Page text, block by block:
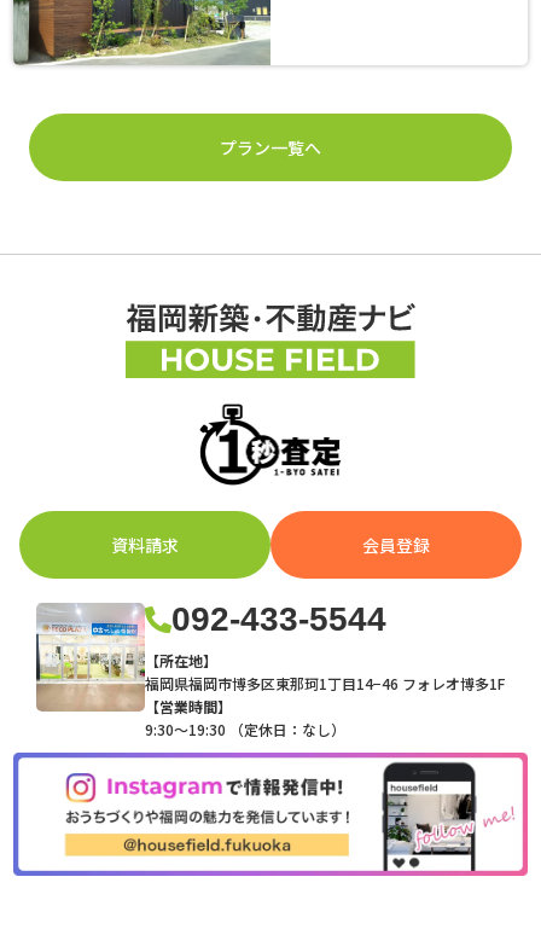
プラン一覧へ
資料請求 会員登録
092-433-5544
【所在地】
福岡県福岡市博多区東那珂1丁目14−46 フォレオ博多1F
【営業時間】
9:30～19:30 （定休日：なし）